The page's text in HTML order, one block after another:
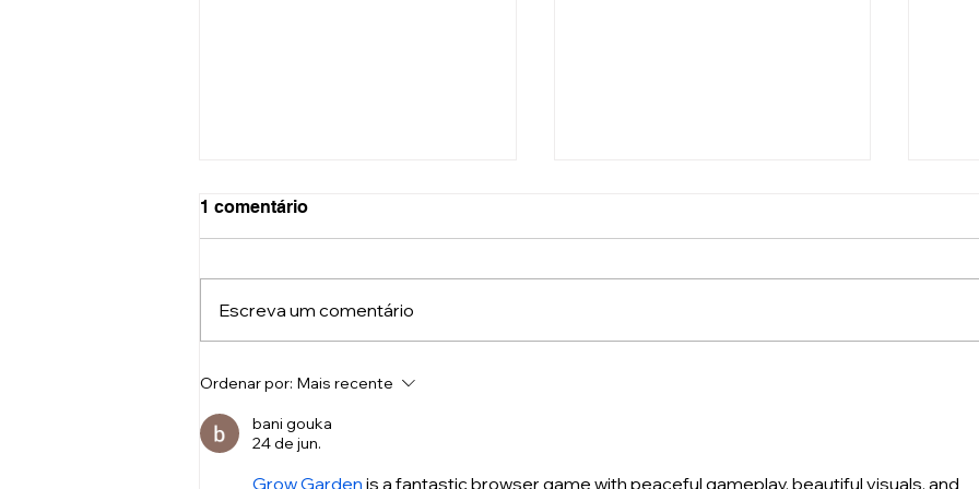
O que acontece com o seu
corpo quando você passa
muito tempo sentado?
1 comentário
Escreva um comentário
Ordenar por: Mais recente
bani gouka
24 de jun.
Grow Garden is a fantastic browser game with peaceful gameplay, beautiful visuals, and